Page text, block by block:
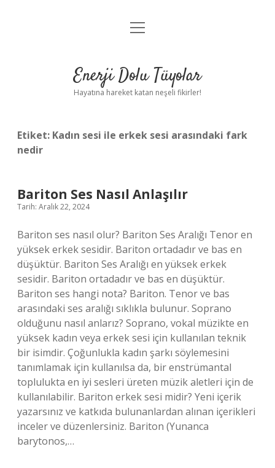
Anasayfa
Yasal Uyarı
menüyü
Enerji Dolu Tüyolar
Hayatına hareket katan neşeli fikirler!
Etiket: Kadın sesi ile erkek sesi arasındaki fark
nedir
Bariton Ses Nasıl Anlaşılır
Tarih: Aralık 22, 2024
Bariton ses nasıl olur? Bariton Ses Aralığı Tenor en
yüksek erkek sesidir. Bariton ortadadır ve bas en
düşüktür. Bariton Ses Aralığı en yüksek erkek
sesidir. Bariton ortadadır ve bas en düşüktür.
Bariton ses hangi nota? Bariton. Tenor ve bas
arasındaki ses aralığı sıklıkla bulunur. Soprano
olduğunu nasıl anlarız? Soprano, vokal müzikte en
yüksek kadın veya erkek sesi için kullanılan teknik
bir isimdir. Çoğunlukla kadın şarkı söylemesini
tanımlamak için kullanılsa da, bir enstrümantal
toplulukta en iyi sesleri üreten müzik aletleri için de
kullanılabilir. Bariton erkek sesi midir? Yeni içerik
yazarsınız ve katkıda bulunanlardan alınan içerikleri
inceler ve düzenlersiniz. Bariton (Yunanca
barytonos,…